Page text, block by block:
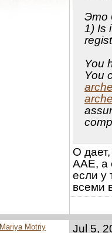
Это
1) Is
You
You
О
ААЕ, а
если у
всеми
Jul 5,
Mariya Motriy